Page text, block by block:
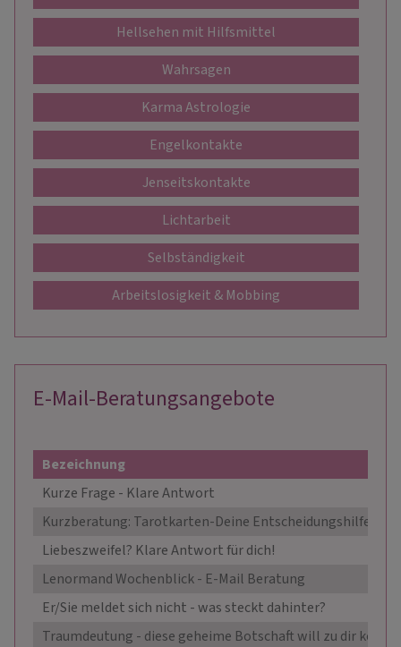
Hellsehen mit Hilfsmittel
Wahrsagen
Karma Astrologie
Engelkontakte
Jenseitskontakte
Lichtarbeit
Selbständigkeit
Arbeitslosigkeit & Mobbing
E-Mail-Beratungsangebote
Bezeichnung
Kurze Frage - Klare Antwort
Kurzberatung: Tarotkarten-Deine Entscheidungshilfe
Liebeszweifel? Klare Antwort für dich!
Lenormand Wochenblick - E-Mail Beratung
Er/Sie meldet sich nicht - was steckt dahinter?
Traumdeutung - diese geheime Botschaft will zu dir